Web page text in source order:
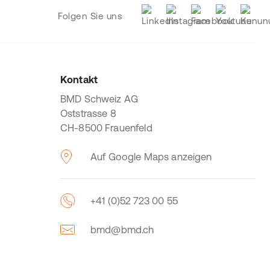
Folgen Sie uns
Kontakt
BMD Schweiz AG
Oststrasse 8
CH-8500 Frauenfeld
Auf Google Maps anzeigen
+41 (0)52 723 00 55
bmd@bmd.ch